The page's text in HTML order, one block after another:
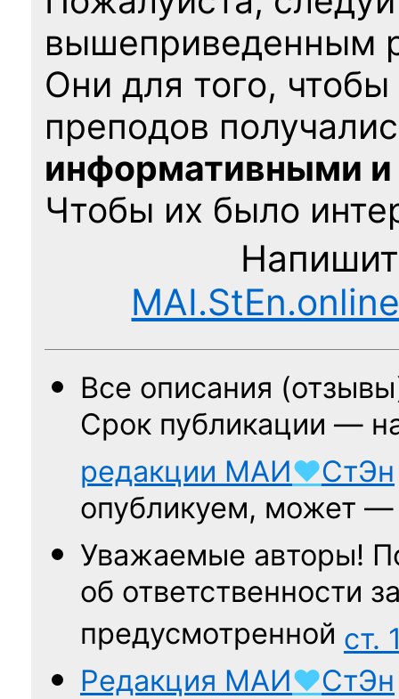
вышеприведенным
Они для того,
преподов
информативными
Чтобы их было
Все описания
Срок публикации —
редакции МАИ♥СтЭн
опубликуем, может
Уважаемые авторы!
об ответственности
предусмотренной ст.
Редакция МАИ♥СтЭн